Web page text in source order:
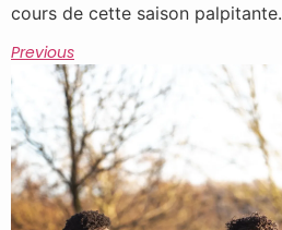
cours de cette saison palpitante.
Previous